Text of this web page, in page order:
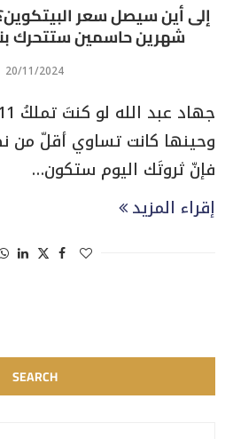
إلى أين سيصل سعر
شهرين حاسمين ستتحرك
20/11/2024
وحينها كانت تساوي أقلّ من
فإنّ ثروتَك اليوم ستكون…
إقراء المزيد
SEARCH